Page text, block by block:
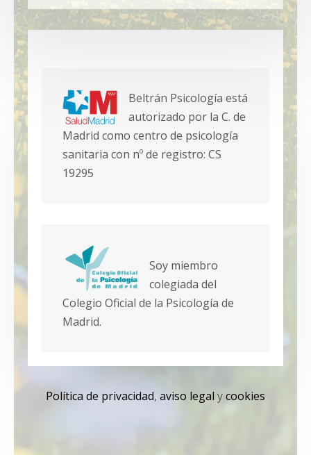
Beltrán Psicología está
autorizado por la C. de
Madrid como centro de psicología
sanitaria con nº de registro: CS
19295
Soy miembro
colegiada del
Colegio Oficial de la Psicología de
Madrid.
Política de privacidad, aviso legal ycookies